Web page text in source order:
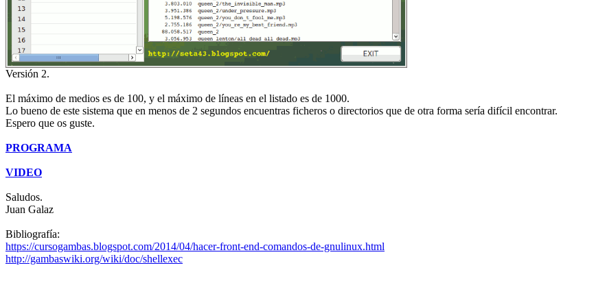
Versión 2.
El máximo de medios es de 100, y el máximo de líneas en el listado es de 1000.
Lo bueno de este sistema que en menos de 2 segundos encuentras ficheros o directorios que de otra forma sería difícil encontrar.
Espero que os guste.
PROGRAMA
VIDEO
Saludos.
Juan Galaz
Bibliografía:
https://cursogambas.blogspot.com/2014/04/hacer-front-end-comandos-de-gnulinux.html
http://gambaswiki.org/wiki/doc/shellexec